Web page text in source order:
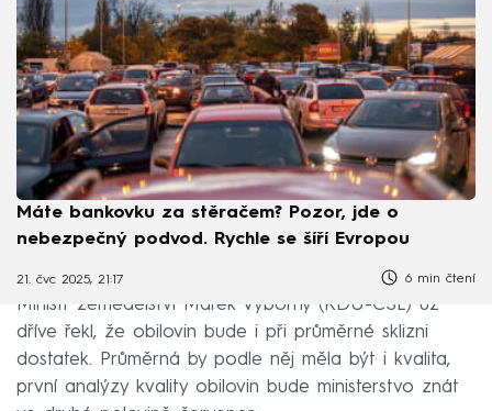
Máte bankovku za stěračem? Pozor, jde o
nebezpečný podvod. Rychle se šíří Evropou
21. čvc 2025, 21:17 6 min čtení
Ministr zemědělství Marek Výborný (KDU-ČSL) už
dříve řekl, že obilovin bude i při průměrné sklizni
dostatek. Průměrná by podle něj měla být i kvalita,
první analýzy kvality obilovin bude ministerstvo znát